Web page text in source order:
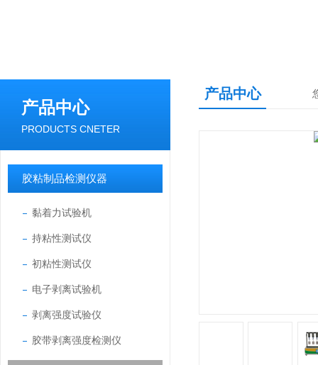
产品中心
PRODUCTS CNETER
胶粘制品检测仪器
黏着力试验机
持粘性测试仪
初粘性测试仪
电子剥离试验机
剥离强度试验仪
胶带剥离强度检测仪
产品中心